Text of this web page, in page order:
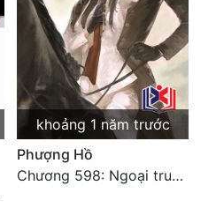
khoảng 1 năm trước
Phượng Hồ
Chương 598: Ngoại truyện: Tiểu Tiểu Ký